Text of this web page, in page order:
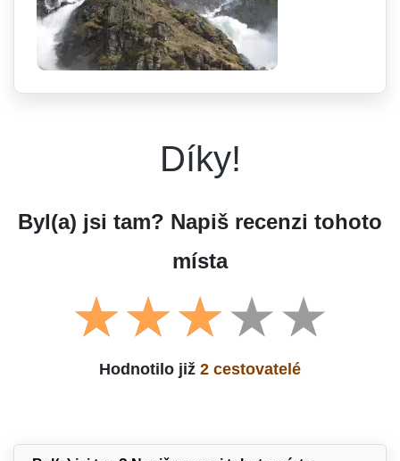
Díky!
Byl(a) jsi tam? Napiš recenzi tohoto
místa
Hodnotilo již 2 cestovatelé